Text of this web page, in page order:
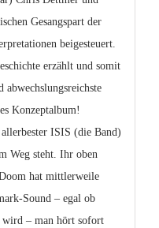
Gesangspart der
beigesteuert.
erzählt und somit
Konzeptalbum!
ISIS (die Band)
Weg steht. Ihr oben
hat mittlerweile
Sound – egal ob
wird – man hört sofort